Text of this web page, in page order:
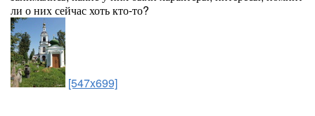
ли о них сейчас хоть кто-то?
[547x699]